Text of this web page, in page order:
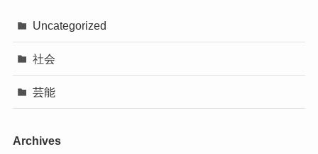
Uncategorized
社会
芸能
Archives